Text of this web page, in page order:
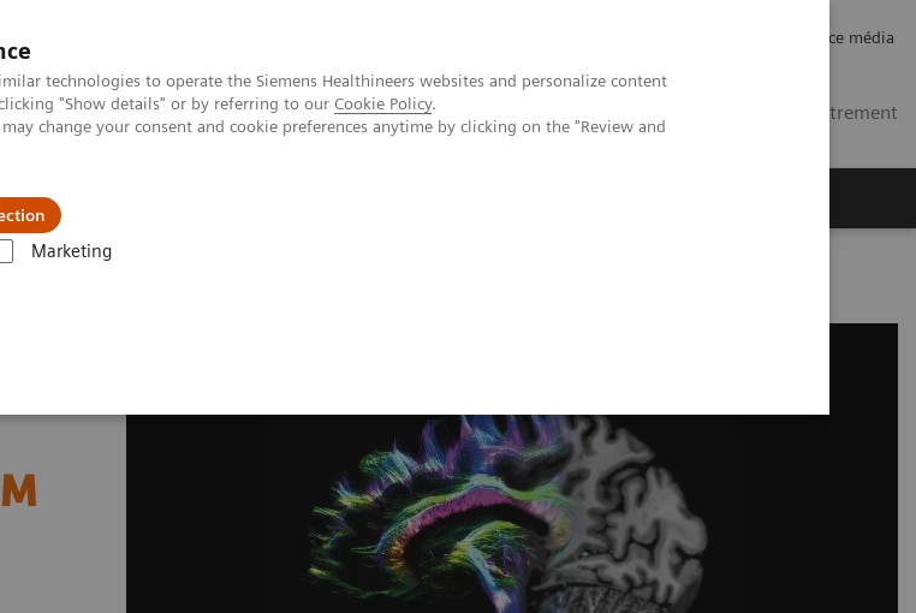
technologies to operate the Siemens Healthineers websites and personalize content
"Show details" or by referring to our Cookie Policy.
change your consent and cookie preferences anytime by clicking on the "Review and
Marketing
Espace média
FR Se connecter / Enregistrement